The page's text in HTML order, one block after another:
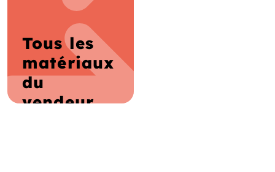
Tous les
matériaux
du
vendeur